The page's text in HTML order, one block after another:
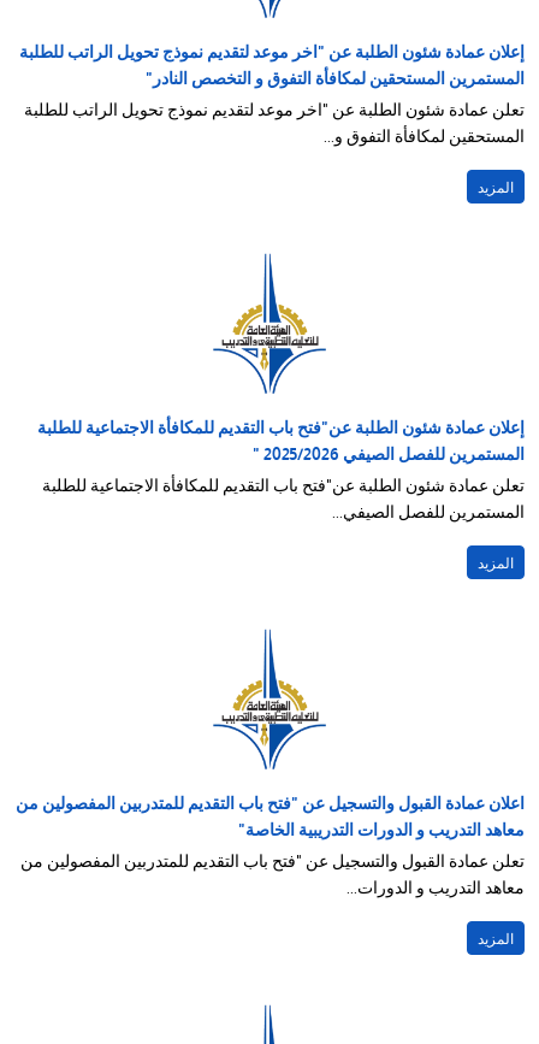
إعلان عمادة شئون الطلبة عن "اخر موعد لتقديم نموذج تحويل الراتب للطلبة
المستمرين المستحقين لمكافأة التفوق و التخصص النادر"
تعلن عمادة شئون الطلبة عن "اخر موعد لتقديم نموذج تحويل الراتب للطلبة
المستحقين لمكافأة التفوق و...
المزيد
إعلان عمادة شئون الطلبة عن"فتح باب التقديم للمكافأة الاجتماعية للطلبة
المستمرين للفصل الصيفي 2025/2026 "
تعلن عمادة شئون الطلبة عن"فتح باب التقديم للمكافأة الاجتماعية للطلبة
المستمرين للفصل الصيفي...
المزيد
اعلان عمادة القبول والتسجيل عن "فتح باب التقديم للمتدربين المفصولين من
معاهد التدريب و الدورات التدريبية الخاصة"
تعلن عمادة القبول والتسجيل عن "فتح باب التقديم للمتدربين المفصولين من
معاهد التدريب و الدورات...
المزيد